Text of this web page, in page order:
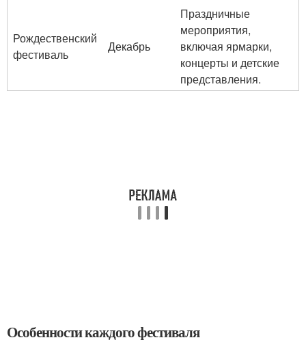
Рождественский
фестиваль
Декабрь
Праздничные
мероприятия,
включая ярмарки,
концерты и детские
представления.
Особенности каждого фестиваля